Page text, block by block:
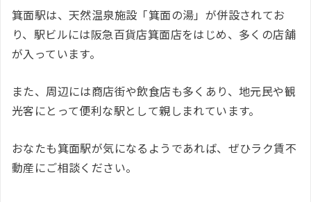
箕面駅は、天然温泉施設「箕面の湯」が併設されてお
り、駅ビルには阪急百貨店箕面店をはじめ、多くの店舗
が入っています。
また、周辺には商店街や飲食店も多くあり、地元民や観
光客にとって便利な駅として親しまれています。
おなたも箕面駅が気になるようであれば、ぜひラク賃不
動産にご相談ください。